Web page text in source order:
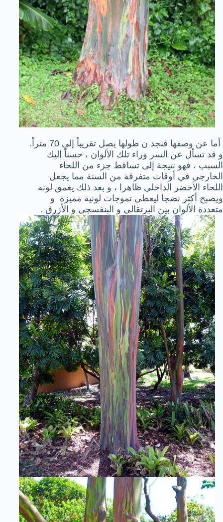
أما عن وصفها فنجد ن طولها يصل تقريباً إلى 70 متراً.
و قد تسأل عن السر وراء تلك الألوان ، حسناً إليك
السبب ، فهو نتيجة إلى تساقط جزء من اللحاء
الخارجي في أوقات متفرقة من السنة مما يجعل
اللحاء الأخضر الداخلي ظاهرا ، و بعد ذلك يغمق لونه
ويصبح أكثر نضجا ليعطي تموجات لونية مميزة و
متعددة الألوان بين البرتقالي و البنفسجي و الأزرق .